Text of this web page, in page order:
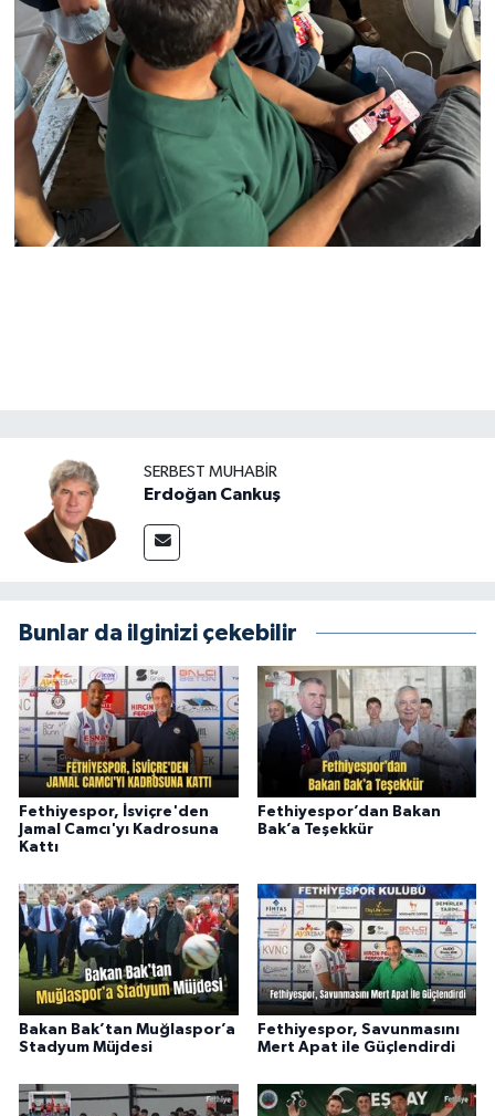
SERBEST MUHABIR
Erdoğan Cankuş
Bunlar da ilginizi çekebilir
Fethiyespor, İsviçre'den
Jamal Camcı'yı Kadrosuna
Kattı
Fethiyespor’dan Bakan
Bak’a Teşekkür
Bakan Bak’tan Muğlaspor’a
Stadyum Müjdesi
Fethiyespor, Savunmasını
Mert Apat ile Güçlendirdi